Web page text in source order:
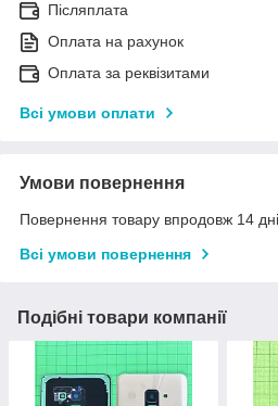
Післяплата
Оплата на рахунок
Оплата за реквізитами
Всі умови оплати
Умови повернення
Повернення товару впродовж 14
Всі умови повернення
Подібні товари компанії